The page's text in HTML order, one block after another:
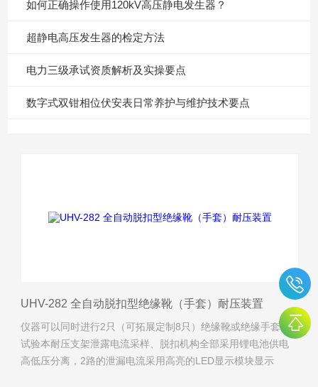
如何正确操作使用120kV高压静电发生器？
超静电高压发生器的检定方法
电力三级承试资质解析及实操要点
数字式双钳相位伏安表日常养护与维护技术要点
UHV-282 全自动脱扣型绝缘靴（手套）耐压装置
仪器可以同时进行2只（可拓展定制8只）绝缘靴或绝缘手套的
试验本耐压支架泄露电流采样、脱扣机构全部采用锂电池供电
高低压分离，2路的泄漏电流采用高亮的LED显示模块显示